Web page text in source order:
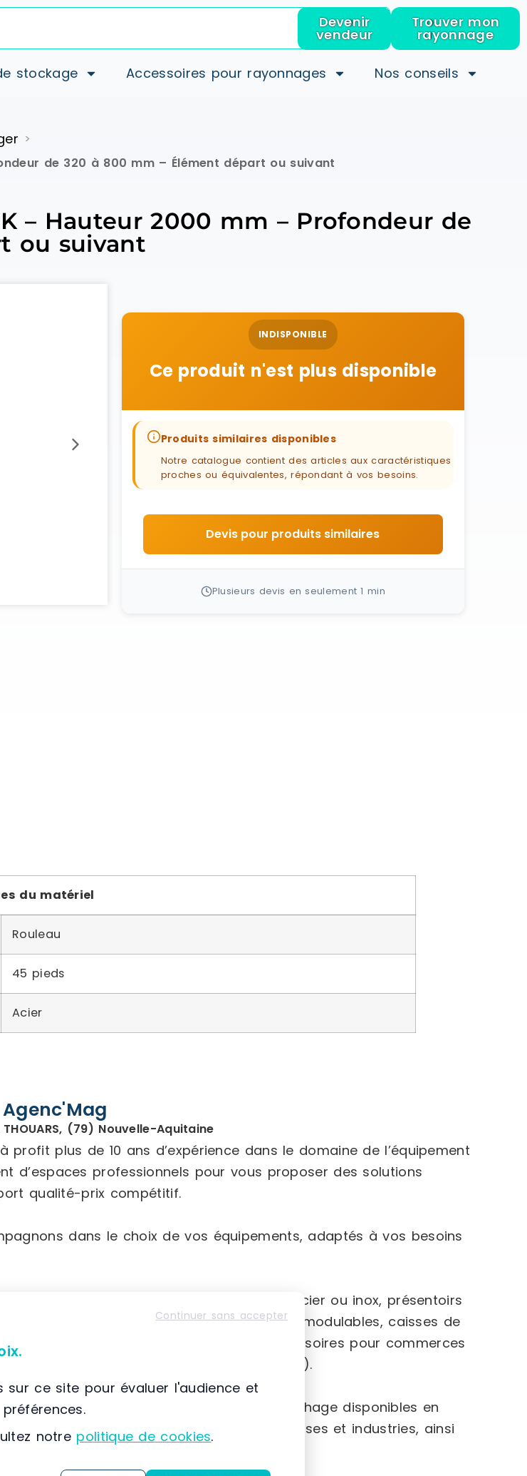
Devenir
vendeur
Trouver mon
rayonnage
stockage Accessoires pour rayonnages Nos conseils
>
de 320 à 800 mm – Élément départ ou suivant
– Hauteur 2000 mm – Profondeur de
ou suivant
INDISPONIBLE
Ce produit n'est plus disponible
Produits similaires disponibles
Notre catalogue contient des articles aux caractéristiques
proches ou équivalentes, répondant à vos besoins.
Devis pour produits similaires
Plusieurs devis en seulement 1 min
du matériel
Rouleau
45 pieds
Acier
(79) Nouvelle-Aquitaine
profit plus de 10 ans d’expérience dans le domaine de l’équipement
d’espaces professionnels pour vous proposer des solutions
qualité-prix compétitif.
dans le choix de vos équipements, adaptés à vos besoins
gondoles robustes, portillons en acier ou inox, présentoirs
fabriqués en France, rayonnages d’archives modulables, caisses de
tailles, ainsi qu’une large gamme d’accessoires pour commerces
broches, porte-étiquettes, chariots, etc.).
:mobilier d’accueil varié, vitrines d’affichage disponibles en
accessoires sanitaires adaptés aux entreprises et industries, ainsi
Continuer sans accepter
sur ce site pour évaluer l'audience et
notre politique de cookies.